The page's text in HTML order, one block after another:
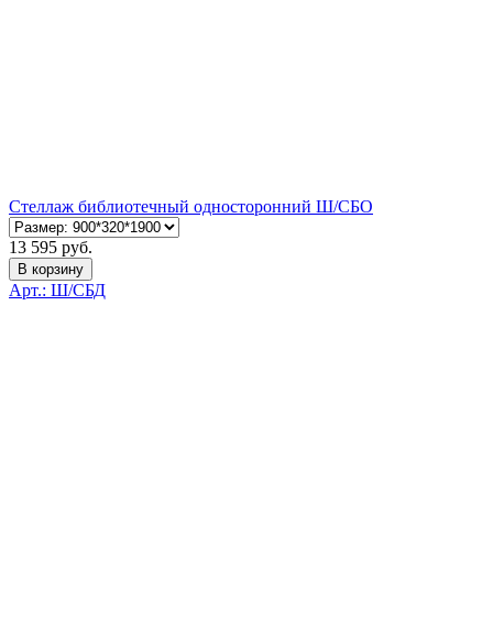
Стеллаж библиотечный односторонний Ш/СБО
13 595 руб.
В корзину
Арт.: Ш/СБД